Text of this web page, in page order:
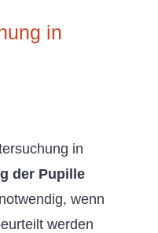
in
in
der Pupille
wenn
werden